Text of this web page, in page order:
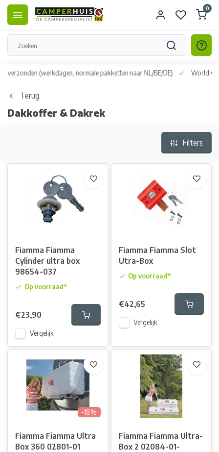
0
naar NL/BE/DE) World wide shipping(normal size and weight
Terug
Dakkoffer & Dakrek
Filters
Fiamma Fiamma
Cylinder ultra box
98654-037
Op voorraad*
€23,90
Vergelijk
Fiamma Fiamma Slot
Utra-Box
Op voorraad*
€42,65
Vergelijk
-18%
Fiamma Fiamma Ultra
Box 360 02801-01
Fiamma Fiamma Ultra-
Box 2 02084-01-